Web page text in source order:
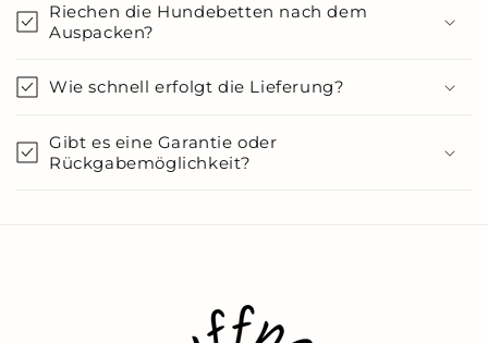
Riechen die Hundebetten nach dem
Auspacken?
Wie schnell erfolgt die Lieferung?
Gibt es eine Garantie oder
Rückgabemöglichkeit?